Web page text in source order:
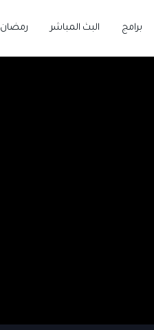
برامج البث المباشر رمضان 2026